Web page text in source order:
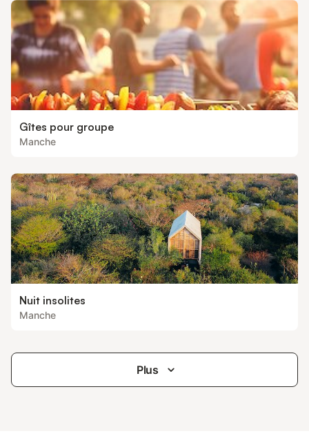
Gîtes pour groupe
Manche
Nuit insolites
Manche
Plus